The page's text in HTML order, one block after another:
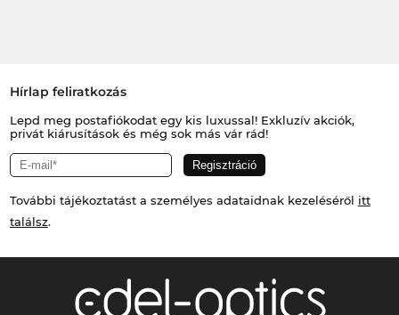
Hírlap feliratkozás
Lepd meg postafiókodat egy kis luxussal! Exkluzív akciók,
privát kiárusítások és még sok más vár rád!
További tájékoztatást a személyes adataidnak kezeléséről itt
találsz.